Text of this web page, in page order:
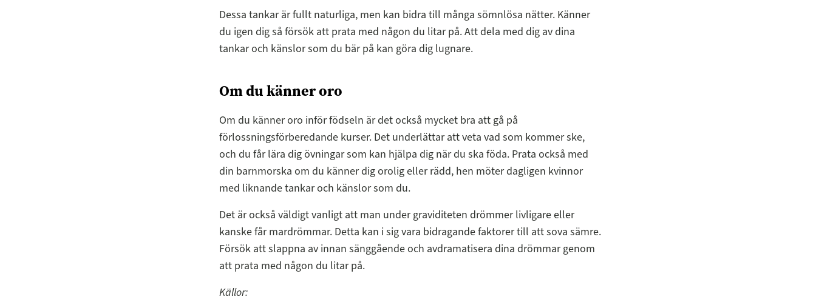
Dessa tankar är fullt naturliga, men kan bidra till många sömnlösa nätter. Känner
du igen dig så försök att prata med någon du litar på. Att dela med dig av dina
tankar och känslor som du bär på kan göra dig lugnare.
Om du känner oro
Om du känner oro inför födseln är det också mycket bra att gå på
förlossningsförberedande kurser. Det underlättar att veta vad som kommer ske,
och du får lära dig övningar som kan hjälpa dig när du ska föda. Prata också med
din barnmorska om du känner dig orolig eller rädd, hen möter dagligen kvinnor
med liknande tankar och känslor som du.
Det är också väldigt vanligt att man under graviditeten drömmer livligare eller
kanske får mardrömmar. Detta kan i sig vara bidragande faktorer till att sova sämre.
Försök att slappna av innan sänggående och avdramatisera dina drömmar genom
att prata med någon du litar på.
Källor: